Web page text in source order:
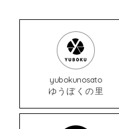
yubokunosato
ゆうぼくの里